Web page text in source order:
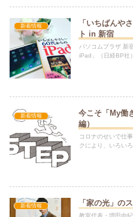
新着情報
「いちばんや
ト in 新宿
パソコムプラザ 新
iPad」（日経BP社
新着情報
今こそ「My働
編）
コロナのせいで仕
クにより、いろい
新着情報 「家の光」の
教室代表・増田由